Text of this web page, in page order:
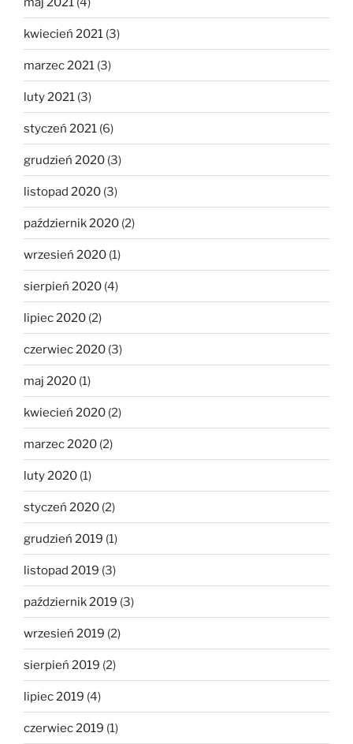
kwiecień 2021 (3)
marzec 2021 (3)
luty 2021 (3)
styczeń 2021 (6)
grudzień 2020 (3)
listopad 2020 (3)
październik 2020 (2)
wrzesień 2020 (1)
sierpień 2020 (4)
lipiec 2020 (2)
czerwiec 2020 (3)
maj 2020 (1)
kwiecień 2020 (2)
marzec 2020 (2)
luty 2020 (1)
styczeń 2020 (2)
grudzień 2019 (1)
listopad 2019 (3)
październik 2019 (3)
wrzesień 2019 (2)
sierpień 2019 (2)
lipiec 2019 (4)
czerwiec 2019 (1)